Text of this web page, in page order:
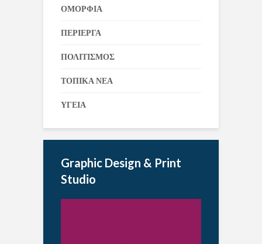
ΟΜΟΡΦΙΑ
ΠΕΡΙΕΡΓΑ
ΠΟΛΙΤΙΣΜΟΣ
ΤΟΠΙΚΑ ΝΕΑ
ΥΓΕΙΑ
Graphic Design & Print
Studio